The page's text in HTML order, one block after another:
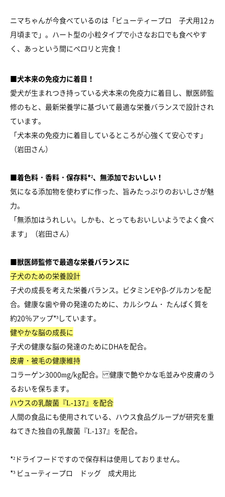
ニマちゃんが今食べているのは「ビューティープロ 子犬用12ヵ
月頃まで」。ハート型の小粒タイプで小さなお口でも食べやす
く、あっという間にペロリと完食！
■犬本来の免疫力に着目！
愛犬が生まれつき持っている犬本来の免疫力に着目し、獣医師監
修のもと、最新栄養学に基づいて最適な栄養バランスで設計され
ています。
「犬本来の免疫力に着目しているところが心強くて安心です」
（岩田さん）
■着色料・香料・保存料*²、無添加でおいしい！
気になる添加物を使わずに作った、旨みたっぷりのおいしさが魅
力。
「無添加はうれしい。しかも、とってもおいしいようでよく食べ
ます」（岩田さん）
■獣医師監修で最適な栄養バランスに
子犬のための栄養設計
子犬の成長を考えた栄養バランス。ビタミンEやβ-グルカンを配
合。健康な歯や骨の発達のために、カルシウム・ たんぱく質を
約20％アップ*³しています。
健やかな脳の成長に
子犬の健康な脳の発達のためにDHAを配合。
皮膚・被毛の健康維持
コラーゲン3000mg/kg配合。 健康で艶やかな毛並みや皮膚のう
るおいを保ちます。
ハウスの乳酸菌『L-137』を配合
人間の食品にも使用されている、ハウス食品グループが研究を重
ねてきた独自の乳酸菌『L-137』を配合。
*²ドライフードですので保存料は使用しておりません。
*³ ビューティープロ ドッグ 成犬用比